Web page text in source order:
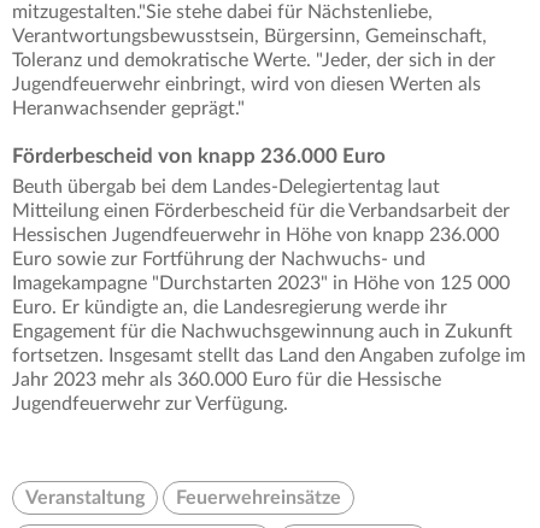
mitzugestalten."Sie stehe dabei für Nächstenliebe,
Verantwortungsbewusstsein, Bürgersinn, Gemeinschaft,
Toleranz und demokratische Werte. "Jeder, der sich in der
Jugendfeuerwehr einbringt, wird von diesen Werten als
Heranwachsender geprägt."
Förderbescheid von knapp 236.000 Euro
Beuth übergab bei dem Landes-Delegiertentag laut
Mitteilung einen Förderbescheid für die Verbandsarbeit der
Hessischen Jugendfeuerwehr in Höhe von knapp 236.000
Euro sowie zur Fortführung der Nachwuchs- und
Imagekampagne "Durchstarten 2023" in Höhe von 125 000
Euro. Er kündigte an, die Landesregierung werde ihr
Engagement für die Nachwuchsgewinnung auch in Zukunft
fortsetzen. Insgesamt stellt das Land den Angaben zufolge im
Jahr 2023 mehr als 360.000 Euro für die Hessische
Jugendfeuerwehr zur Verfügung.
Veranstaltung Feuerwehreinsätze